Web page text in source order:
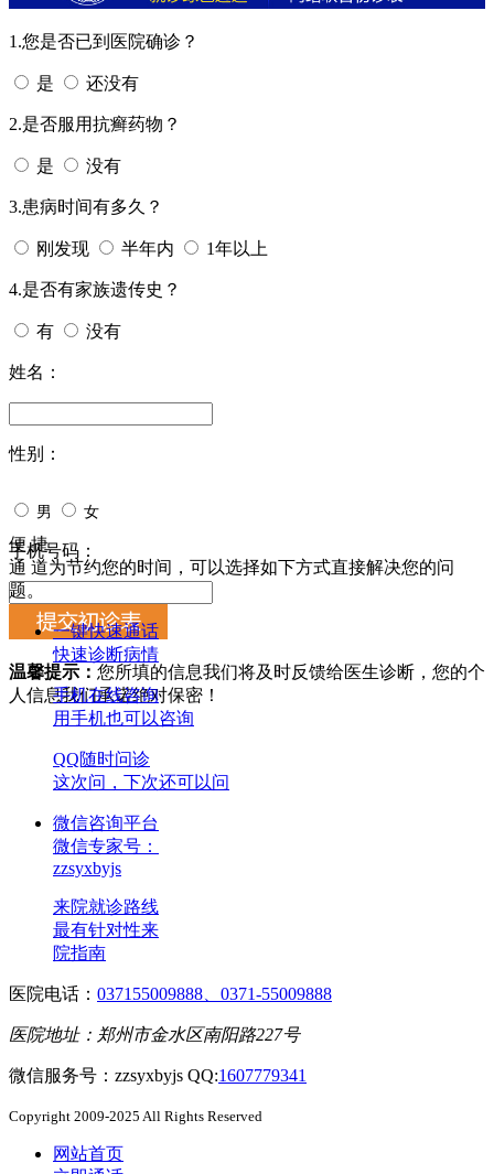
1.您是否已到医院确诊？
是 还没有
2.是否服用抗癣药物？
是 没有
3.患病时间有多久？
刚发现 半年内 1年以上
4.是否有家族遗传史？
有 没有
姓名：
性别：
男 女
手机号码：
温馨提示： 您所填的信息我们将及时反馈给医生诊断，您的个
人信息我们承诺绝对保密！
便 捷
通 道为节约您的时间，可以选择如下方式直接解决您的问
题。
一键快速通话
快速诊断病情
手机在线咨询
用手机也可以咨询
QQ随时问诊
这次问，下次还可以问
微信咨询平台
微信专家号：
zzsyxbyjs
来院就诊路线
最有针对性来
院指南
医院电话： 037155009888、0371-55009888
医院地址：郑州市金水区南阳路227号
微信服务号：zzsyxbyjs QQ:1607779341
Copyright 2009-2025 All Rights Reserved
网站首页